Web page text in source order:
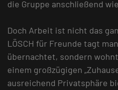
die Gruppe anschließend
Doch Arbeit ist nicht das
LÖSCH für Freunde tagt
übernachtet, sondern
einem großzügigen
ausreichend Privatsphäre